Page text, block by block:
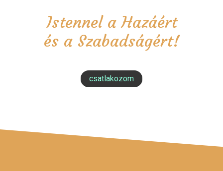
Istennel a Hazáért
és a Szabadságért!
csatlakozom